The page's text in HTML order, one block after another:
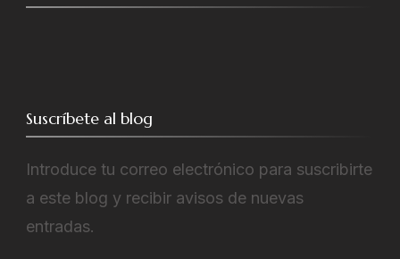
Suscríbete al blog
Introduce tu correo electrónico para suscribirte
a este blog y recibir avisos de nuevas
entradas.